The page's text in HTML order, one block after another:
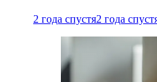
2 года спустя2 года